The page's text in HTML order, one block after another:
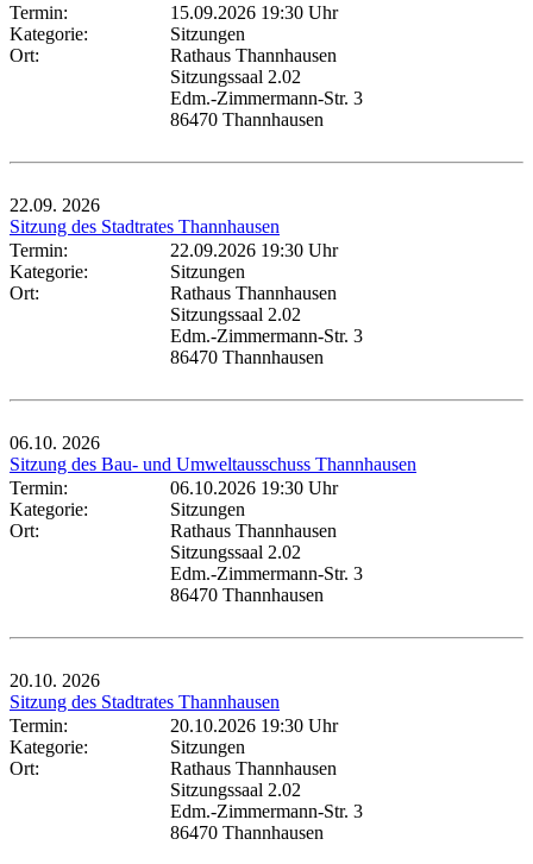
Termin:
15.09.2026 19:30 Uhr
Kategorie:
Sitzungen
Ort:
Rathaus Thannhausen
Sitzungssaal 2.02
Edm.-Zimmermann-Str. 3
86470 Thannhausen
22.09. 2026
Sitzung des Stadtrates Thannhausen
Termin:
22.09.2026 19:30 Uhr
Kategorie:
Sitzungen
Ort:
Rathaus Thannhausen
Sitzungssaal 2.02
Edm.-Zimmermann-Str. 3
86470 Thannhausen
06.10. 2026
Sitzung des Bau- und Umweltausschuss Thannhausen
Termin:
06.10.2026 19:30 Uhr
Kategorie:
Sitzungen
Ort:
Rathaus Thannhausen
Sitzungssaal 2.02
Edm.-Zimmermann-Str. 3
86470 Thannhausen
20.10. 2026
Sitzung des Stadtrates Thannhausen
Termin:
20.10.2026 19:30 Uhr
Kategorie:
Sitzungen
Ort:
Rathaus Thannhausen
Sitzungssaal 2.02
Edm.-Zimmermann-Str. 3
86470 Thannhausen